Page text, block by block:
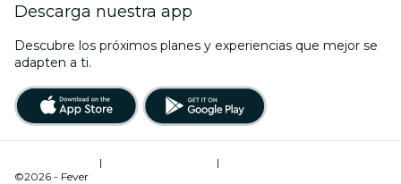
Descarga nuestra app
Descubre los próximos planes y experiencias que mejor se
adapten a ti.
| |
©2026 - Fever